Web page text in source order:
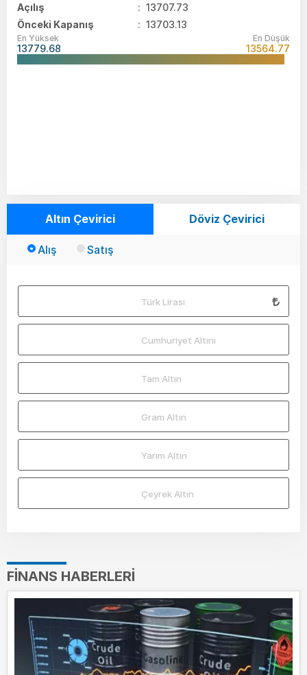
Açılış
: 13707.73
Önceki Kapanış
: 13703.13
En Yüksek
13779.68
En Düşük
13564.77
Altın Çevirici Döviz Çevirici
Alış Satış
Türk Lirası
Cumhuriyet Altını
Tam Altın
Gram Altın
Yarım Altın
Çeyrek Altın
FINANS HABERLERI